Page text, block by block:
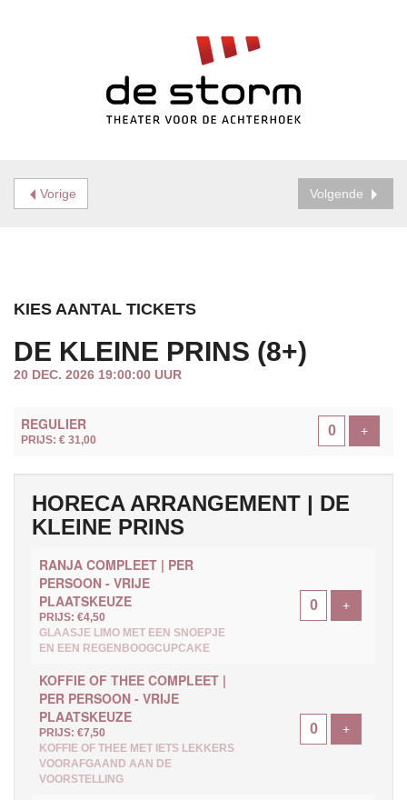
Vorige Volgende
KIES AANTAL TICKETS
DE KLEINE PRINS (8+)
20 DEC. 2026 19:00:00 UUR
REGULIER
PRIJS: € 31,00
+Voeg
HORECA ARRANGEMENT | DE
KLEINE PRINS
RANJA COMPLEET | PER
PERSOON - VRIJE
PLAATSKEUZE
PRIJS: €4,50
GLAASJE LIMO MET EEN SNOEPJE
EN EEN REGENBOOGCUPCAKE
+Voeg
KOFFIE OF THEE COMPLEET |
PER PERSOON - VRIJE
PLAATSKEUZE
PRIJS: €7,50
KOFFIE OF THEE MET IETS LEKKERS
VOORAFGAAND AAN DE
VOORSTELLING
+Voeg